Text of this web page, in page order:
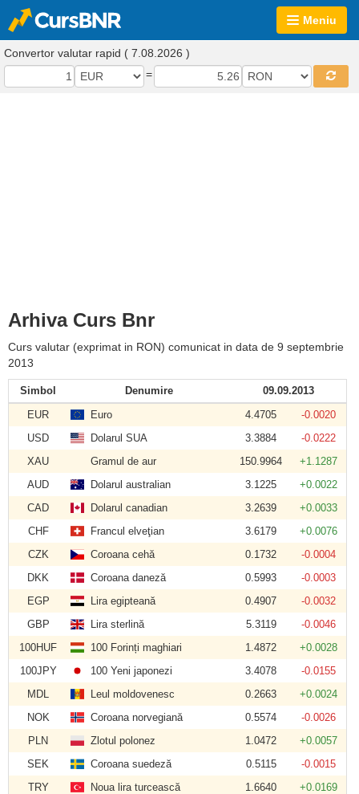
Meniu
Convertor valutar rapid ( 7.08.2026 )
=
Arhiva Curs Bnr
Curs valutar (exprimat in RON) comunicat in data de 9 septembrie
2013
Simbol Denumire
09.09.2013
EUR
Euro 4.4705
-0.0020
USD
Dolarul SUA 3.3884
-0.0222
XAU
Gramul de aur 150.9964
+1.1287
AUD
Dolarul australian 3.1225
+0.0022
CAD
Dolarul canadian 3.2639
+0.0033
CHF
Francul elveţian 3.6179
+0.0076
CZK
Coroana cehă 0.1732
-0.0004
DKK
Coroana daneză 0.5993
-0.0003
EGP
Lira egipteană 0.4907
-0.0032
GBP
Lira sterlină 5.3119
-0.0046
100HUF
100 Forinți maghiari 1.4872
+0.0028
100JPY
100 Yeni japonezi 3.4078
-0.0155
MDL
Leul moldovenesc 0.2663
+0.0024
NOK
Coroana norvegiană 0.5574
-0.0026
PLN
Zlotul polonez 1.0472
+0.0057
SEK
Coroana suedeză 0.5115
-0.0015
TRY
Noua lira turcească 1.6640
+0.0169